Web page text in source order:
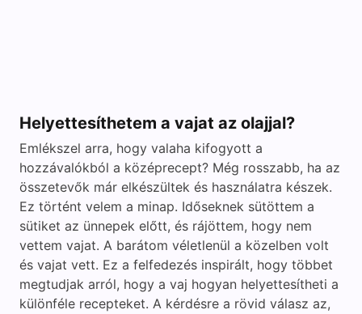
Helyettesíthetem a vajat az olajjal?
Emlékszel arra, hogy valaha kifogyott a
hozzávalókból a középrecept? Még rosszabb, ha az
összetevők már elkészültek és használatra készek.
Ez történt velem a minap. Időseknek sütöttem a
sütiket az ünnepek előtt, és rájöttem, hogy nem
vettem vajat. A barátom véletlenül a közelben volt
és vajat vett. Ez a felfedezés inspirált, hogy többet
megtudjak arról, hogy a vaj hogyan helyettesítheti a
különféle recepteket. A kérdésre a rövid válasz az,